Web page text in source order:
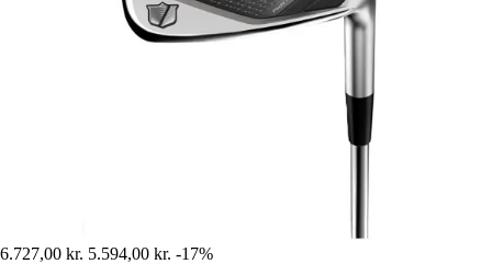
6.727,00 kr. 5.594,00 kr. -17%